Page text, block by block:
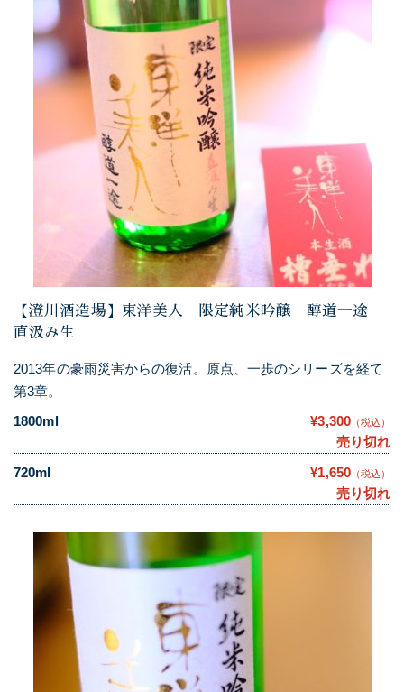
【澄川酒造場】東洋美人 限定純米吟醸 醇道一途
直汲み生
2013年の豪雨災害からの復活。原点、一歩のシリーズを経て
第3章。
1800ml
¥3,300 （税込）
売り切れ
720ml
¥1,650 （税込）
売り切れ